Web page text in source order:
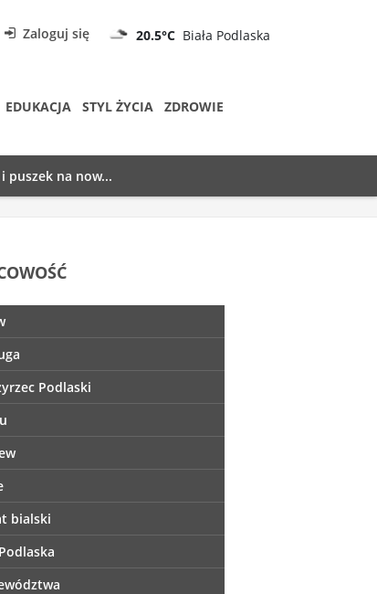
Zaloguj się 20.5°C Biała Podlaska
EDUKACJA STYL ŻYCIA
ZDROWIE
puszek na now...
Podlaski
bialski